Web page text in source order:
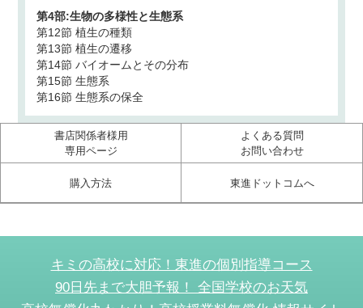
第4部:生物の多様性と生態系
第12節 植生の種類
第13節 植生の遷移
第14節 バイオームとその分布
第15節 生態系
第16節 生態系の保全
書店関係者様用
専用ページ
よくある質問
お問い合わせ
購入方法 東進ドットコムへ
キミの高校に対応！東進の個別指導コース
90日先まで大胆予報！ 全国学校のお天気